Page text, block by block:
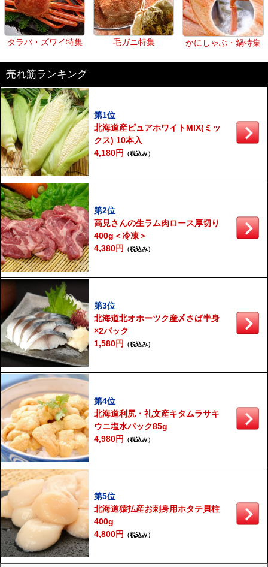
タラバ・ズワイ特集 毛ガニ特集 かにしゃぶ・鍋特集
売れ筋ランキング
第1位
北海道産ピュアホワイトMIX(ミッ
クス) 10本入
4,180円
（税込み）
第2位
高見さんの生ラム肉ロース厚切り
400g＜冷凍＞
4,380円
（税込み）
第3位
北海道北オホーツク産〆さば半身
×2パック
1,580円
（税込み）
第4位
北海道利尻・礼文産キタムラサキ
ウニ塩水パック85g
4,980円
（税込み）
第5位
北海道猿払産お刺身用ホタテ貝柱
400g
4,800円
（税込み）